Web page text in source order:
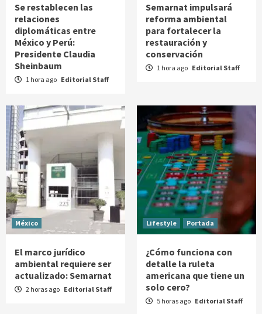
Se restablecen las
relaciones
diplomáticas entre
México y Perú:
Presidente Claudia
Sheinbaum
1 hora ago Editorial Staff
Semarnat impulsará
reforma ambiental
para fortalecer la
restauración y
conservación
1 hora ago Editorial Staff
México
El marco jurídico
ambiental requiere ser
actualizado: Semarnat
2 horas ago Editorial Staff
Lifestyle Portada
¿Cómo funciona con
detalle la ruleta
americana que tiene un
solo cero?
5 horas ago Editorial Staff